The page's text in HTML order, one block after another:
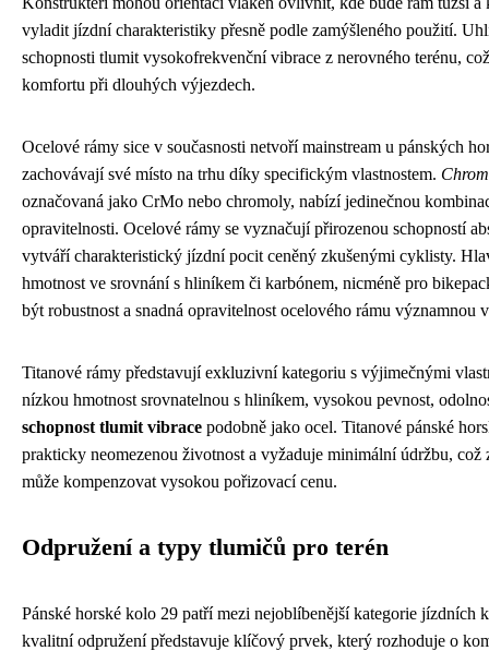
vyladit jízdní charakteristiky přesně podle zamýšleného použití.
schopnosti tlumit vysokofrekvenční vibrace z nerovného terénu,
komfortu při dlouhých výjezdech.
Ocelové rámy sice v současnosti netvoří mainstream u pánských
zachovávají své místo na trhu díky specifickým vlastnostem.
označovaná jako CrMo nebo chromoly, nabízí jedinečnou
opravitelnosti. Ocelové rámy se vyznačují přirozenou schopností
vytváří charakteristický jízdní pocit ceněný zkušenými cyklisty.
hmotnost ve srovnání s hliníkem či karbónem, nicméně pro
být robustnost a snadná opravitelnost ocelového rámu významnou
Titanové rámy představují exkluzivní kategoriu s výjimečnými
nízkou hmotnost srovnatelnou s hliníkem, vysokou pevnost,
schopnost tlumit vibrace podobně jako ocel. Titanové pánské
prakticky neomezenou životnost a vyžaduje minimální údržbu, což
může kompenzovat vysokou pořizovací cenu.
Odpružení a typy tlumičů pro terén
Pánské horské kolo 29 patří mezi nejoblíbenější kategorie jízdních
kvalitní odpružení představuje klíčový prvek, který rozhoduje o